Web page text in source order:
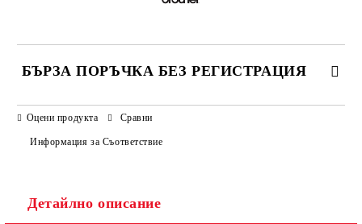
БЪРЗА ПОРЪЧКА БЕЗ РЕГИСТРАЦИЯ
САМО ПОПЪЛНЕТЕ 3 ПОЛЕТА
Оцени продукта Сравни
Информация за Съответствие
Детайлно описание